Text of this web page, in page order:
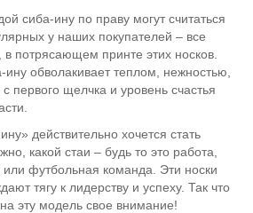
сиба-ину по праву могут считаться
у наших покупателей – все
в потрясающем принте этих носков.
обволакивает теплом, нежностью,
первого щелчка и уровень счастья
действительно хочется стать
какой стаи – будь то это работа,
или футбольная команда. Эти носки
тягу к лидерству и успеху. Так что
эту модель свое внимание!